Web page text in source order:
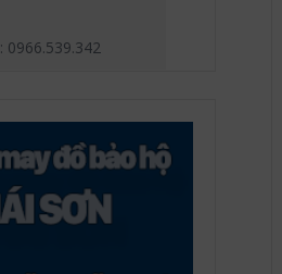
0966.539.342